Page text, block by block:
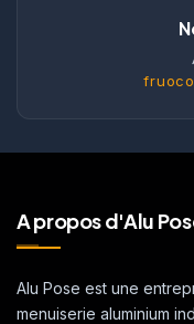
A propos d'Alu
Alu Pose est une
menuiserie aluminium